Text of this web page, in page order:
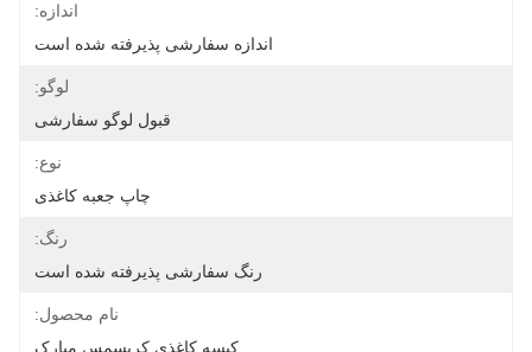
اندازه:
اندازه سفارشی پذیرفته شده است
لوگو:
قبول لوگو سفارشی
نوع:
چاپ جعبه کاغذی
رنگ:
رنگ سفارشی پذیرفته شده است
نام محصول:
کیسه کاغذی کریسمس مبارک